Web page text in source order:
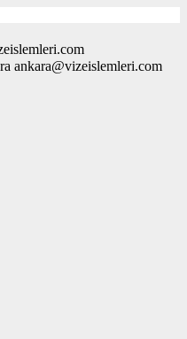
ankara@vizeislemleri.com